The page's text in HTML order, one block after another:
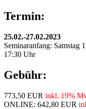
Termin:
25.02.-27.02.2023
Seminaranfang: Samstag
17:30 Uhr
Gebühr:
773,50 EUR inkl. 19%
ONLINE: 642,80 EUR